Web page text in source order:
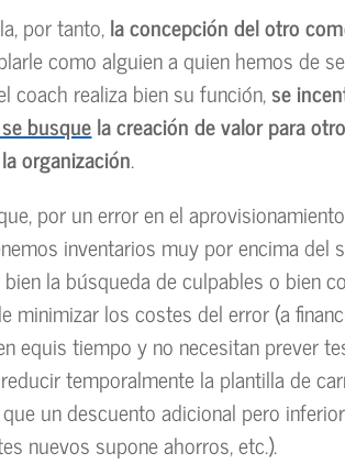
por tanto,la concepción del otro
como alguien a quien hemos de
coach realiza bien su función,se
busquela creación de valor para
organización.
por un error en el
inventarios muy por encima del
la búsqueda de culpables o bien
minimizar los costes del error (a
equis tiempo y no necesitan prever
temporalmente la plantilla de
un descuento adicional pero
nuevos supone ahorros, etc.).